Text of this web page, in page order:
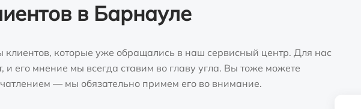
в Барнауле
клиентов, которые уже обращались в наш сервисный центр. Для нас
его мнение мы всегда ставим во главу угла. Вы тоже можете
— мы обязательно примем его во внимание.